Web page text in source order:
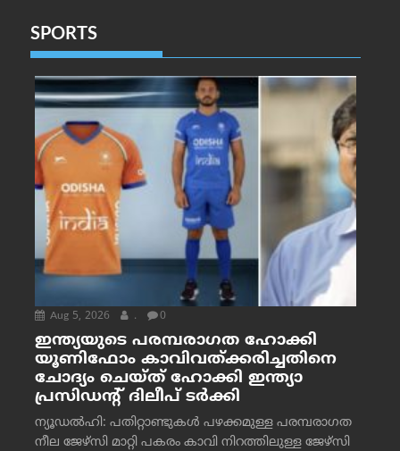
SPORTS
Aug 5, 2026 . 0
ഇന്ത്യയുടെ പരമ്പരാഗത ഹോക്കി
യൂണിഫോം കാവിവത്ക്കരിച്ചതിനെ
ചോദ്യം ചെയ്ത് ഹോക്കി ഇന്ത്യാ
പ്രസിഡന്റ് ദിലീപ് ടര്‍ക്കി
ന്യൂഡൽഹി: പതിറ്റാണ്ടുകൾ പഴക്കമുള്ള പരമ്പരാഗത
നീല ജേഴ്‌സി മാറ്റി പകരം കാവി നിറത്തിലുള്ള ജേഴ്‌സി